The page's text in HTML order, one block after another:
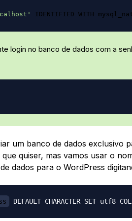
IDENTIFIED WITH
login no banco de dados com a
um banco de dados exclusivo
quiser, mas vamos usar o
dados para o WordPress
DEFAULT CHARACTER SET utf8